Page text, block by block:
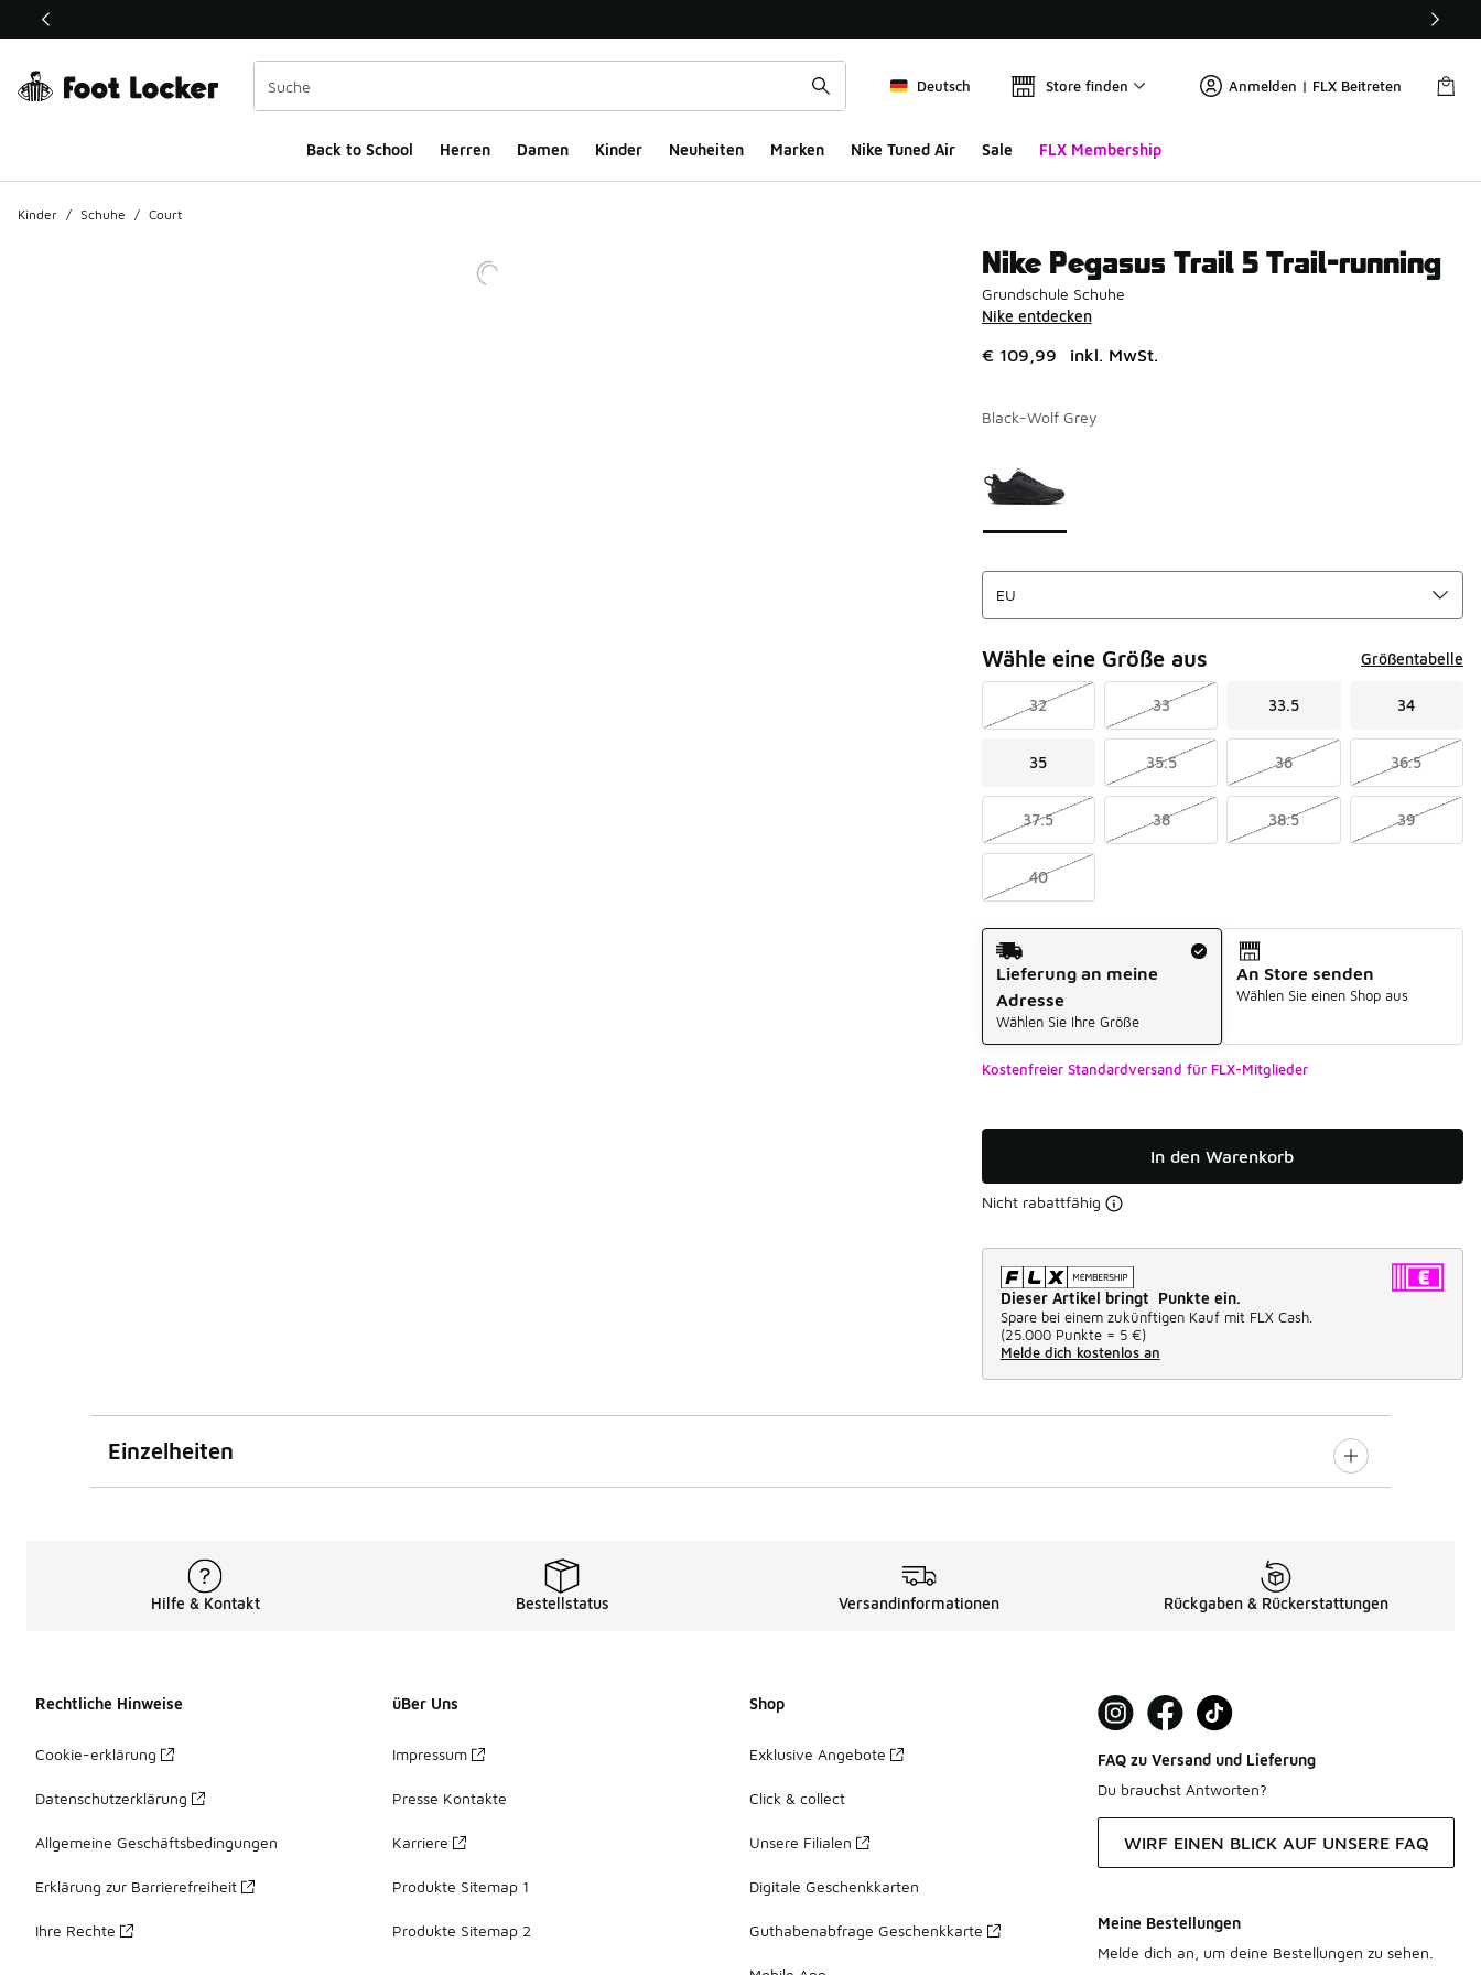
Dieser Link öffnet sich in einem neuen Fenster
Deutsch Store finden Anmelden | FLX Beitreten
Back to School Herren Damen Kinder Neuheiten Marken Nike Tuned Air Sale FLX Membership
Kinder / Schuhe / Court
Nike Pegasus Trail 5 Trail-running
Grundschule Schuhe
Nike entdecken
€ 109,99 inkl. MwSt.
Black-Wolf Grey
Wähle eine Größe aus Größentabelle
32 33 33.5 34
35 35.5 36 36.5
37.5 38 38.5 39
40
Versandart
Lieferung an meine
Adresse
Wählen Sie Ihre Größe
An Store senden
Wählen Sie einen Shop aus
Kostenfreier Standardversand für FLX-Mitglieder
In den Warenkorb
Nicht rabattfähig
Dieser Artikel bringt Punkte ein.
Spare bei einem zukünftigen Kauf mit FLX Cash.
(25.000 Punkte = 5 €)
Melde dich kostenlos an
Einzelheiten
Hilfe & Kontakt Bestellstatus Versandinformationen Rückgaben & Rückerstattungen
Rechtliche Hinweise
Cookie-erklärung
Datenschutzerklärung
Allgemeine Geschäftsbedingungen
Erklärung zur Barrierefreiheit
Ihre Rechte
üBer Uns
Impressum
Presse Kontakte
Karriere
Produkte Sitemap 1
Produkte Sitemap 2
Shop
Exklusive Angebote
Click & collect
Unsere Filialen
Digitale Geschenkkarten
Guthabenabfrage Geschenkkarte
FAQ zu Versand und Lieferung
Du brauchst Antworten?
WIRF EINEN BLICK AUF UNSERE FAQ
Meine Bestellungen
Melde dich an, um deine Bestellungen zu sehen.